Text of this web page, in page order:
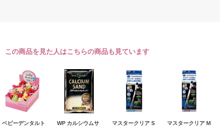
この商品を見た人はこちらの商品も見ています
ベビーデンタルト
WP カルシウムサ
マスタークリア S マスタークリア M